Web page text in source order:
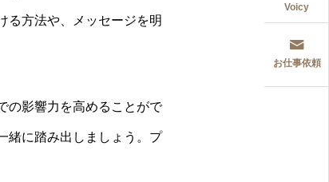
Voicy
お仕事依頼
る方法や、メッセージを明
の影響力を高めることがで
緒に踏み出しましょう。プ